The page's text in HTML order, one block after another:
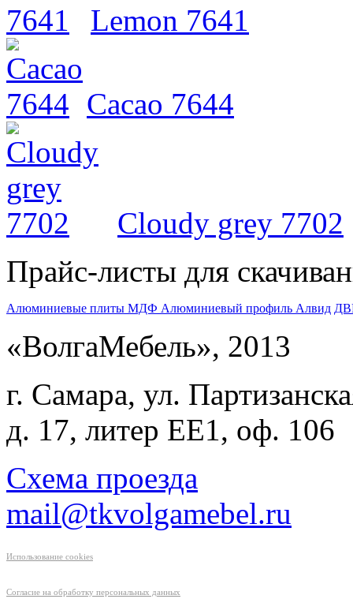
Lemon 7641
Cacao 7644
Cloudy grey 7702
Прайс-листы для
Алюминиевые плиты МДФ Алюминиевый профиль Алвид
«ВолгаМебель», 2013
г. Самара, ул.
д. 17, литер ЕЕ1, оф. 106
Схема проезда
mail@tkvolgamebel.ru
Использование cookies
Согласие на обработку персональных данных